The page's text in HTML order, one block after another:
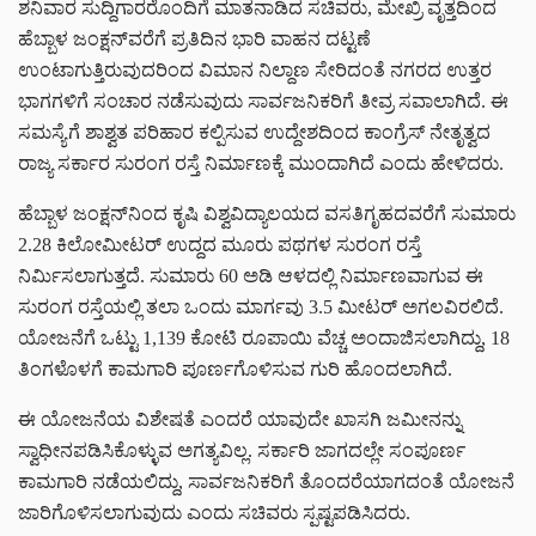
ಶನಿವಾರ ಸುದ್ದಿಗಾರರೊಂದಿಗೆ ಮಾತನಾಡಿದ ಸಚಿವರು, ಮೇಖ್ರಿ ವೃತ್ತದಿಂದ
ಹೆಬ್ಬಾಳ ಜಂಕ್ಷನ್‌ವರೆಗೆ ಪ್ರತಿದಿನ ಭಾರಿ ವಾಹನ ದಟ್ಟಣೆ
ಉಂಟಾಗುತ್ತಿರುವುದರಿಂದ ವಿಮಾನ ನಿಲ್ದಾಣ ಸೇರಿದಂತೆ ನಗರದ ಉತ್ತರ
ಭಾಗಗಳಿಗೆ ಸಂಚಾರ ನಡೆಸುವುದು ಸಾರ್ವಜನಿಕರಿಗೆ ತೀವ್ರ ಸವಾಲಾಗಿದೆ. ಈ
ಸಮಸ್ಯೆಗೆ ಶಾಶ್ವತ ಪರಿಹಾರ ಕಲ್ಪಿಸುವ ಉದ್ದೇಶದಿಂದ ಕಾಂಗ್ರೆಸ್ ನೇತೃತ್ವದ
ರಾಜ್ಯ ಸರ್ಕಾರ ಸುರಂಗ ರಸ್ತೆ ನಿರ್ಮಾಣಕ್ಕೆ ಮುಂದಾಗಿದೆ ಎಂದು ಹೇಳಿದರು.
ಹೆಬ್ಬಾಳ ಜಂಕ್ಷನ್‌ನಿಂದ ಕೃಷಿ ವಿಶ್ವವಿದ್ಯಾಲಯದ ವಸತಿಗೃಹದವರೆಗೆ ಸುಮಾರು
2.28 ಕಿಲೋಮೀಟರ್ ಉದ್ದದ ಮೂರು ಪಥಗಳ ಸುರಂಗ ರಸ್ತೆ
ನಿರ್ಮಿಸಲಾಗುತ್ತದೆ. ಸುಮಾರು 60 ಅಡಿ ಆಳದಲ್ಲಿ ನಿರ್ಮಾಣವಾಗುವ ಈ
ಸುರಂಗ ರಸ್ತೆಯಲ್ಲಿ ತಲಾ ಒಂದು ಮಾರ್ಗವು 3.5 ಮೀಟರ್ ಅಗಲವಿರಲಿದೆ.
ಯೋಜನೆಗೆ ಒಟ್ಟು 1,139 ಕೋಟಿ ರೂಪಾಯಿ ವೆಚ್ಚ ಅಂದಾಜಿಸಲಾಗಿದ್ದು, 18
ತಿಂಗಳೊಳಗೆ ಕಾಮಗಾರಿ ಪೂರ್ಣಗೊಳಿಸುವ ಗುರಿ ಹೊಂದಲಾಗಿದೆ.
ಈ ಯೋಜನೆಯ ವಿಶೇಷತೆ ಎಂದರೆ ಯಾವುದೇ ಖಾಸಗಿ ಜಮೀನನ್ನು
ಸ್ವಾಧೀನಪಡಿಸಿಕೊಳ್ಳುವ ಅಗತ್ಯವಿಲ್ಲ. ಸರ್ಕಾರಿ ಜಾಗದಲ್ಲೇ ಸಂಪೂರ್ಣ
ಕಾಮಗಾರಿ ನಡೆಯಲಿದ್ದು, ಸಾರ್ವಜನಿಕರಿಗೆ ತೊಂದರೆಯಾಗದಂತೆ ಯೋಜನೆ
ಜಾರಿಗೊಳಿಸಲಾಗುವುದು ಎಂದು ಸಚಿವರು ಸ್ಪಷ್ಟಪಡಿಸಿದರು.